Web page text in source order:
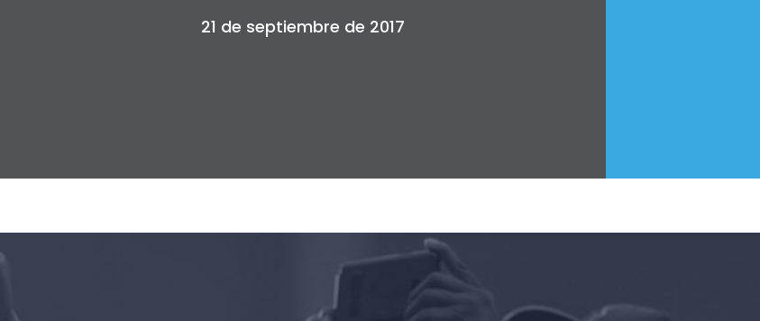
Take Back the Courts
21 de septiembre de 2017